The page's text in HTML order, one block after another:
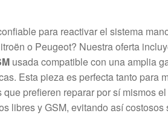
para reactivar el sistema
o Peugeot? Nuestra oferta
usada compatible con una amplia
Esta pieza es perfecta tanto para
prefieren reparar por sí mismos
libres y GSM, evitando así costosos